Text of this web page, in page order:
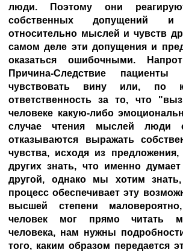
люди. Поэтому они
собственных допущений и
относительно мыслей и чувств
самом деле эти допущения и
оказаться ошибочными.
Причина-Следствие пациенты
чувствовать вину или, по
ответственность за то, что
человеке какую-либо
случае чтения мыслей люди
отказываются выражать
чувства, исходя из
других знать, что именно
другой, однако мы хотим
процесс обеспечивает эту
высшей степени
человек мог прямо читать
человека, нам нужны
того, каким образом передается